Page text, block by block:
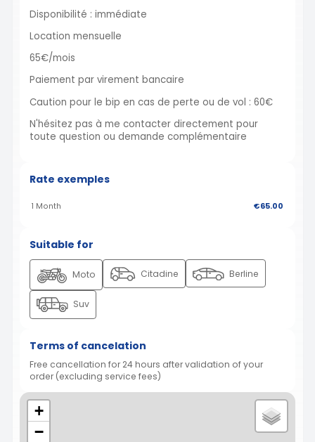
Disponibilité : immédiate
Location mensuelle
65€/mois
Paiement par virement bancaire
Caution pour le bip en cas de perte ou de vol : 60€
N'hésitez pas à me contacter directement pour
toute question ou demande complémentaire
Rate exemples
1 Month €65.00
Suitable for
Moto Citadine Berline
Suv
Terms of cancelation
Free cancellation for 24 hours after validation of your
order (excluding service fees)
+
−